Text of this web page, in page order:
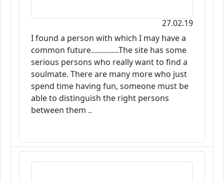
27.02.19
I found a person with which I may have a
common future..............The site has some
serious persons who really want to find a
soulmate. There are many more who just
spend time having fun, someone must be
able to distinguish the right persons
between them ..